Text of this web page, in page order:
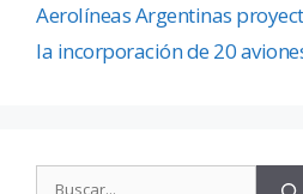
Aerolíneas Argentinas
la incorporación de 20